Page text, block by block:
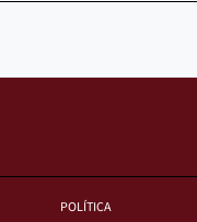
POLÍTICA